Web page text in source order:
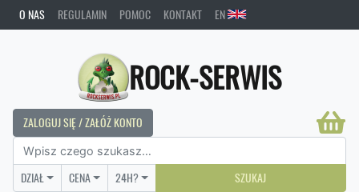
O NAS REGULAMIN POMOC KONTAKT EN
ROCK-SERWIS
ZALOGUJ SIĘ / ZAŁÓŻ KONTO
DZIAŁ CENA 24H? SZUKAJ